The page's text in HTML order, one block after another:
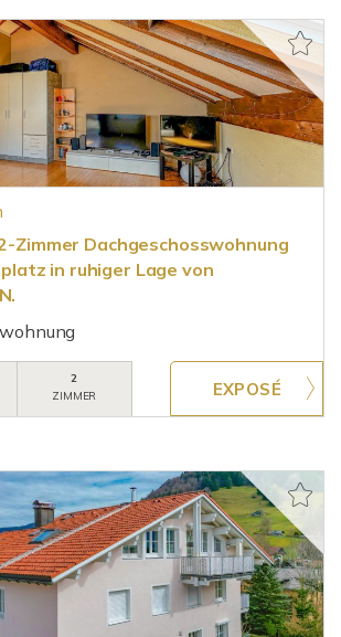
2-Zimmer Dachgeschosswohnung
in ruhiger Lage von
2
ZIMMER